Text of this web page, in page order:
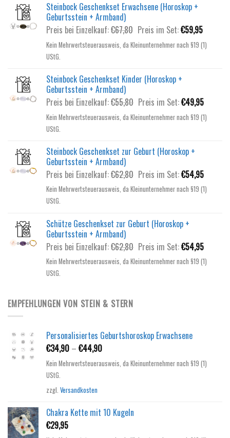
Steinbock Geschenkset Erwachsene (Horoskop +
Geburtsstein + Armband)
Preis bei Einzelkauf:€67,80 Ursprünglicher
Preis
war:
Preis im Set:€59,95
Preis
ist:
Kein Mehrwertsteuerausweis, da Kleinunternehmer nach §19 (1)
UStG.
Steinbock Geschenkset Kinder (Horoskop +
Geburtsstein + Armband)
Preis bei Einzelkauf:€55,80 Ursprünglicher
Preis
war:
Preis im Set:€49,95
Preis
ist:
Kein Mehrwertsteuerausweis, da Kleinunternehmer nach §19 (1)
UStG.
Steinbock Geschenkset zur Geburt (Horoskop +
Geburtsstein + Armband)
Preis bei Einzelkauf:€62,80 Ursprünglicher
Preis
war:
Preis im Set:€54,95
Preis
ist:
Kein Mehrwertsteuerausweis, da Kleinunternehmer nach §19 (1)
UStG.
Schütze Geschenkset zur Geburt (Horoskop +
Geburtsstein + Armband)
Preis bei Einzelkauf:€62,80 Ursprünglicher
Preis
war:
Preis im Set:€54,95
Preis
ist:
Kein Mehrwertsteuerausweis, da Kleinunternehmer nach §19 (1)
UStG.
EMPFEHLUNGEN VON STEIN & STERN
Personalisiertes Geburtshoroskop Erwachsene
€34,90 – €44,90
Kein Mehrwertsteuerausweis, da Kleinunternehmer nach §19 (1)
UStG.
zzgl. Versandkosten
Chakra Kette mit 10 Kugeln
€29,95